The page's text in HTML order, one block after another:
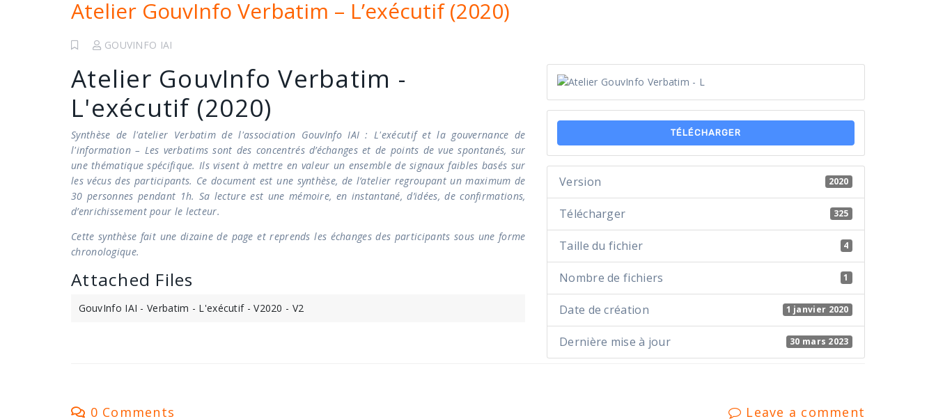
Atelier GouvInfo Verbatim – L’exécutif (2020)
GOUVINFO IAI
Atelier GouvInfo Verbatim -
L'exécutif (2020)
Synthèse de l'atelier Verbatim de l'association GouvInfo IAI : L'exécutif et la gouvernance de
l'information – Les verbatims sont des concentrés d’échanges et de points de vue spontanés, sur
une thématique spécifique. Ils visent à mettre en valeur un ensemble de signaux faibles basés sur
les vécus des participants. Ce document est une synthèse, de l’atelier regroupant un maximum de
30 personnes pendant 1h. Sa lecture est une mémoire, en instantané, d’idées, de confirmations,
d’enrichissement pour le lecteur.
Cette synthèse fait une dizaine de page et reprends les échanges des participants sous une forme
chronologique.
Attached Files
GouvInfo IAI - Verbatim - L'exécutif - V2020 - V2
TÉLÉCHARGER
Version 2020
Télécharger 325
Taille du fichier 4
Nombre de fichiers 1
Date de création 1 janvier 2020
Dernière mise à jour 30 mars 2023
0 Comments Leave a comment